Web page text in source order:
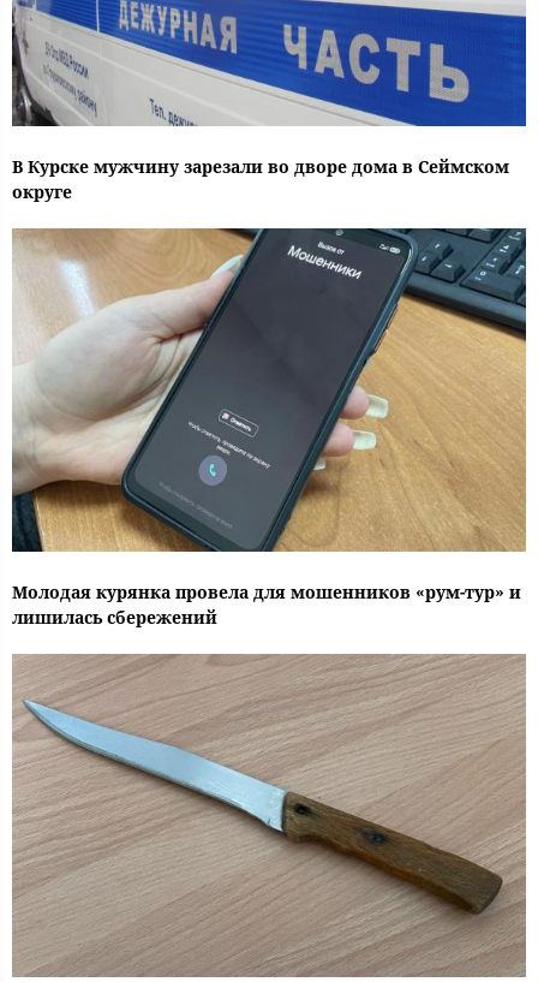
В Курске мужчину зарезали во дворе дома в Сеймском
округе
Молодая курянка провела для мошенников «рум-тур» и
лишилась сбережений